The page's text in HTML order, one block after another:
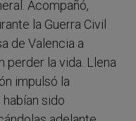
Acompañó,
la Guerra Civil
de Valencia a
perder la vida. Llena
impulsó la
sido